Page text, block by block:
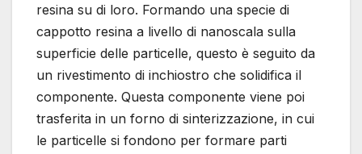
resina su di loro. Formando una specie di
cappotto resina a livello di nanoscala sulla
superficie delle particelle, questo è seguito da
un rivestimento di inchiostro che solidifica il
componente. Questa componente viene poi
trasferita in un forno di sinterizzazione, in cui
le particelle si fondono per formare parti